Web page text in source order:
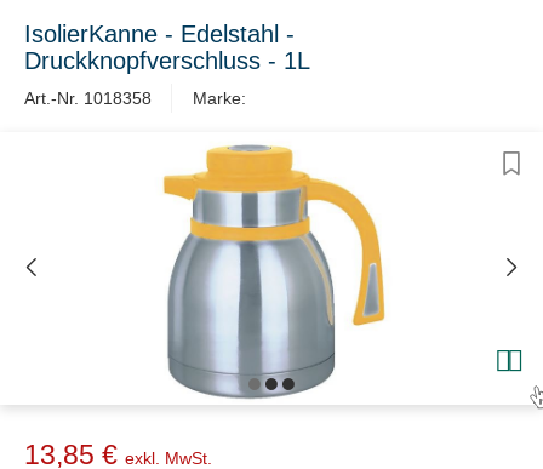
IsolierKanne - Edelstahl -
Druckknopfverschluss - 1L
Art.-Nr. 1018358 Marke:
13,85 € exkl. MwSt.